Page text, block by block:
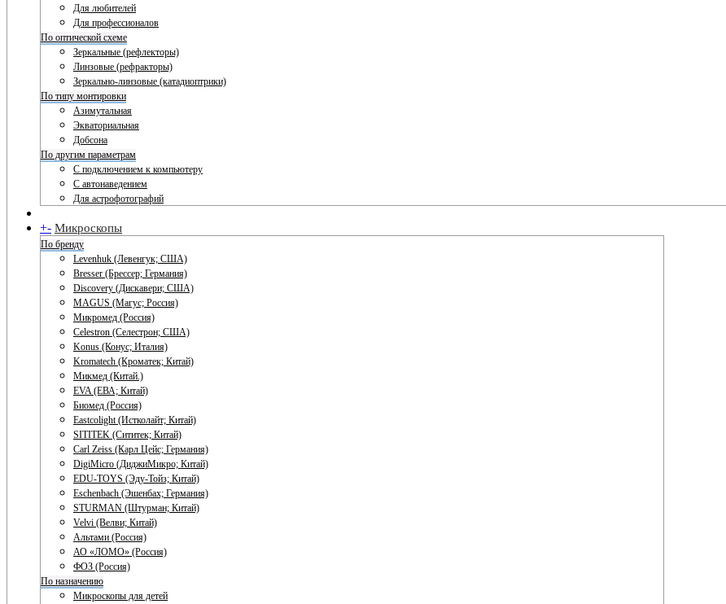
Для любителей
Для профессионалов
По оптической схеме
Зеркальные (рефлекторы)
Линзовые (рефракторы)
Зеркально-линзовые (катадиоптрики)
По типу монтировки
Азимутальная
Экваториальная
Добсона
По другим параметрам
С подключением к компьютеру
С автонаведением
Для астрофотографий
+- Микроскопы
По бренду
Levenhuk (Левенгук; США)
Bresser (Брессер; Германия)
Discovery (Дискавери; США)
MAGUS (Магус; Россия)
Микромед (Россия)
Celestron (Селестрон; США)
Konus (Конус; Италия)
Kromatech (Кроматек; Китай)
Микмед (Китай.)
EVA (ЕВА; Китай)
Биомед (Россия)
Eastcolight (Истколайт; Китай)
SITITEK (Сититек; Китай)
Carl Zeiss (Карл Цейс; Германия)
DigiMicro (ДиджиМикро; Китай)
EDU-TOYS (Эду-Тойз; Китай)
Eschenbach (Эшенбах; Германия)
STURMAN (Штурман; Китай)
Velvi (Велви; Китай)
Альтами (Россия)
АО «ЛОМО» (Россия)
ФОЗ (Россия)
По назначению
Микроскопы для детей